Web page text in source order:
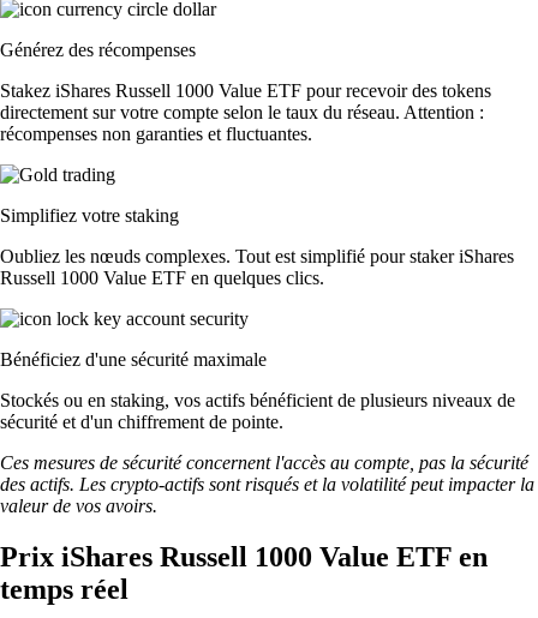
Générez des récompenses
Stakez iShares Russell 1000 Value ETF pour recevoir des tokens
directement sur votre compte selon le taux du réseau. Attention :
récompenses non garanties et fluctuantes.
Simplifiez votre staking
Oubliez les nœuds complexes. Tout est simplifié pour staker iShares
Russell 1000 Value ETF en quelques clics.
Bénéficiez d'une sécurité maximale
Stockés ou en staking, vos actifs bénéficient de plusieurs niveaux de
sécurité et d'un chiffrement de pointe.
Ces mesures de sécurité concernent l'accès au compte, pas la sécurité
des actifs. Les crypto-actifs sont risqués et la volatilité peut impacter la
valeur de vos avoirs.
Prix iShares Russell 1000 Value ETF en
temps réel